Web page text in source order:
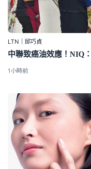
LTN｜邱巧貞
1小時前